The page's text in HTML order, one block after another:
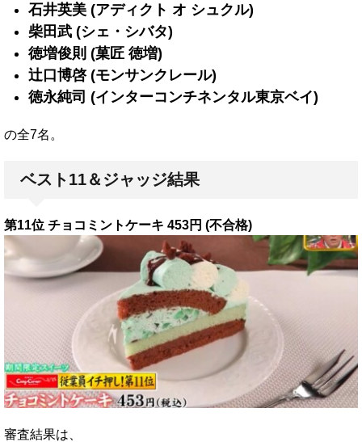
石井英美 (アディクト オ シュクル)
柴田武 (シェ・シバタ)
徳増俊則 (菓匠 徳増)
辻口博啓 (モンサンクレール)
徳永純司 (インターコンチネンタル東京ベイ)
の全7名。
ベスト11＆ジャッジ結果
第11位 チョコミントケーキ 453円 (不合格)
審査結果は、